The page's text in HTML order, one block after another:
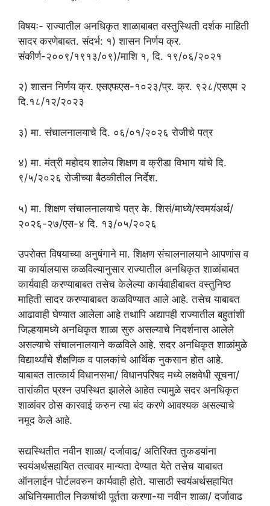
विषयः- राज्यातील अनधिकृत शाळाबाबत वस्तुस्थिती दर्शक माहिती
सादर करणेबाबत. संदर्भ: १) शासन निर्णय क्र.
संकीर्ण-२००९/१९१३/०९)/माशि १, दि. १९/०६/२०२१
२) शासन निर्णय क्र. एसएफएस-१०२३/प्र. क्र. ९२८/एसएम २
दि.१८/१२/२०२३
३) मा. संचालनालयाचे दि. ०६/०१/२०२६ रोजीचे पत्र
४) मा. मंत्री महोदय शालेय शिक्षण व क्रीडा विभाग यांचे दि.
९/५/२०२६ रोजीच्या बैठकीतील निर्देश.
५) मा. शिक्षण संचालनालयाचे पत्र के. शिसं/माध्ये/स्वमयंअर्थ/
२०२६-२७/एस-४ दि. १३/०५/२०२६
उपरोक्त विषयाच्या अनुषंगाने मा. शिक्षण संचालनालयाने आपणांस व
या कार्यालयास कळविल्यानुसार राज्यातील अनधिकृत शाळांबाबत
कार्यवाही करण्याबाबत तसेच केलेल्या कार्यवाहीबाबत वस्तुनिष्ठ
माहिती सादर करण्याबाबत कळविण्यात आले आहे. तसेच याबाबत
आढावाही घेण्यात आलेला आहे तथापि अद्यापही राज्यातील बहुतांशी
जिल्हयामध्ये अनधिकृत शाळा सुरु असल्याचे निदर्शनास आलेले
असल्याचे संचालनालयाने कळविले आहे. सदर अनधिकृत शाळांमुळे
विद्यार्थ्यांचे शैक्षणिक व पालकांचे आर्थिक नुकसान होत आहे.
याबाबत तात्कार्य विधानसभा/ विधानपरिषद मध्ये लक्षवेधी सूचना/
तारांकीत प्रश्न उपस्थित झालेले आहेत त्यामुळे सदर अनधिकृत
शाळांवर ठोस कारवाई करुन त्या बंद करणे आवश्यक असल्याचे
नमूद केले आहे.
सद्यस्थितीत नवीन शाळा/ दर्जावाढ/ अतिरिक्त तुकडयांना
स्वयंअर्थसहायित तत्वावर मान्यता देण्यात येते तसेच याबाबत
ऑनलाईन पोर्टलवरुन कार्यवाही होते. यासाठी स्वयंअर्थसहायित
अधिनियमातील निकषांची पूर्तता करणा-या नवीन शाळा/ दर्जावाढ